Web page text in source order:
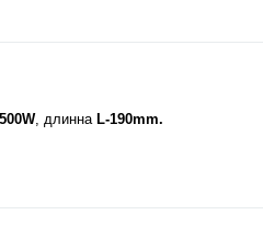
, длиннаL-190mm.